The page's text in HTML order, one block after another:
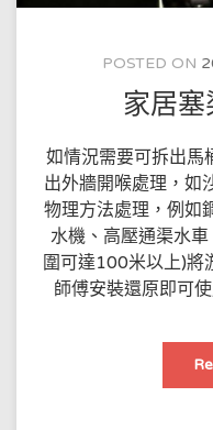
POSTED ON
家居
如情況需要可拆出馬
出外牆開喉處理，如
物理方法處理，例如
水機、高壓通渠水
圍可達100米以上)將
師傅安裝還原即可